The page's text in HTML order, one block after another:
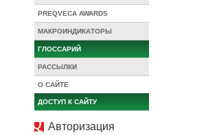
PREQVECA AWARDS
МАКРОИНДИКАТОРЫ
ГЛОССАРИЙ
РАССЫЛКИ
О САЙТЕ
ДОСТУП К САЙТУ
Авторизация